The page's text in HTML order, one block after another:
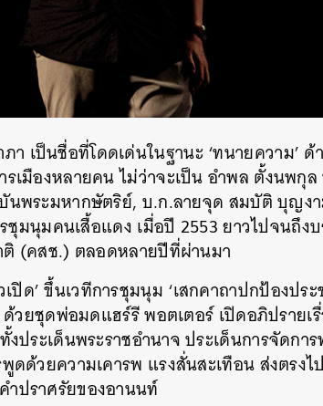
เป็นชื่อที่โดดเด่นในฐานะ ‘ทนายความ’
มืองหลายคน ไม่ว่าจะเป็น อำพล ตั้งนพกุล
นพระมหากษัตริย์, บ.ก.ลายจุด สมบัติ บุญง
ชุมนุมคนเสื้อแดง เมื่อปี 2553 ยาวไปจนถึ
(คสช.) ตลอดหลายปีที่ผ่านมา
ด’ ขึ้นเวทีการชุมนุม ‘เสกคาถาปกป้องปร
วยชุดพ่อมดแฮร์รี พอตเตอร์ เปิดอภิปรายเ
ประเด็นพระราชอำนาจ ประเด็นการจัดกา
ด้วยความเคารพ แรงสั่นสะเทือน ส่งตรง
ปราศรัยของอานนท์
SHARE TWEET EMAIL